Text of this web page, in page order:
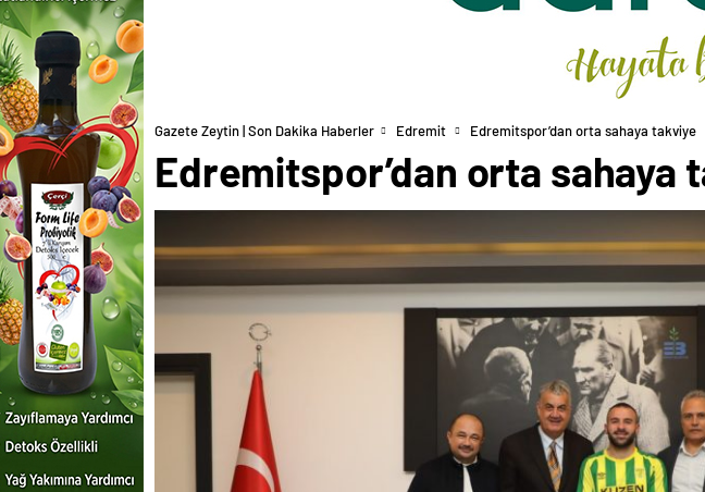
Gazete Zeytin | Son Dakika Haberler Edremit Edremitspor’dan orta sahaya takviye
Edremitspor’dan orta sahaya